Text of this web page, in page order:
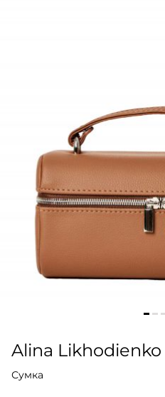
Alina Likhodienko
Сумка